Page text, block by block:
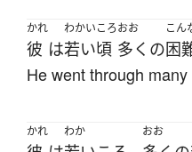
かれ
彼 は
わかいころ
若い頃
おお
多く の
こん
困
He went through
かれ
わか おお